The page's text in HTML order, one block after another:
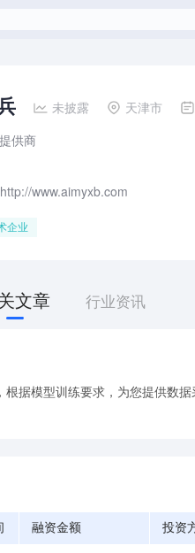
未披露 天津市
供商
www.aimyxb.com
企业
文章 行业资讯
据模型训练要求，为您提供数
融资金额 投资